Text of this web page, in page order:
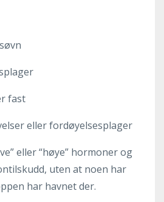
fast
eller fordøyelsesplager
eller “høye” hormoner og
uten at noen har
har havnet der.